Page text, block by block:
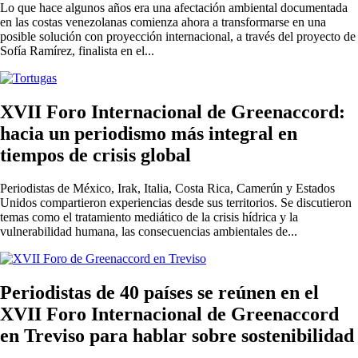
Lo que hace algunos años era una afectación ambiental documentada
en las costas venezolanas comienza ahora a transformarse en una
posible solución con proyección internacional, a través del proyecto de
Sofía Ramírez, finalista en el...
XVII Foro Internacional de Greenaccord:
hacia un periodismo más integral en
tiempos de crisis global
Periodistas de México, Irak, Italia, Costa Rica, Camerún y Estados
Unidos compartieron experiencias desde sus territorios. Se discutieron
temas como el tratamiento mediático de la crisis hídrica y la
vulnerabilidad humana, las consecuencias ambientales de...
Periodistas de 40 países se reúnen en el
XVII Foro Internacional de Greenaccord
en Treviso para hablar sobre sostenibilidad